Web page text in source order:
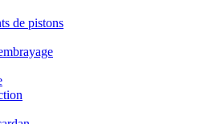
de pistons